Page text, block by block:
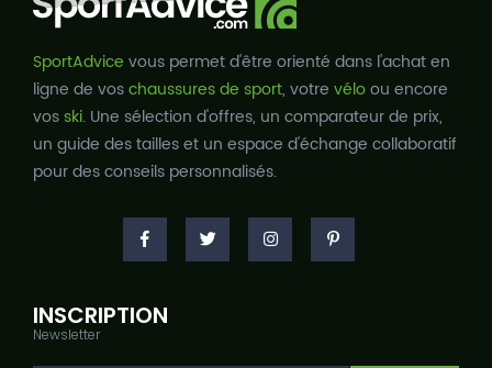
SportAdvice vous permet d'être orienté dans l'achat en
ligne de voschaussures de sport, votre véloou encore
vosski. Une sélection d'offres, un comparateur de prix,
un guide des tailles et un espace d'échange collaboratif
pour des conseils personnalisés.
INSCRIPTION
Newsletter